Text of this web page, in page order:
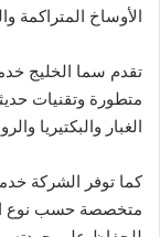
الأوساخ المتراكمة
تقدم سما الخليج
متطورة وتقنيات
الغبار والبكتيريا
كما توفر الشركة
متخصصة حسب نوع